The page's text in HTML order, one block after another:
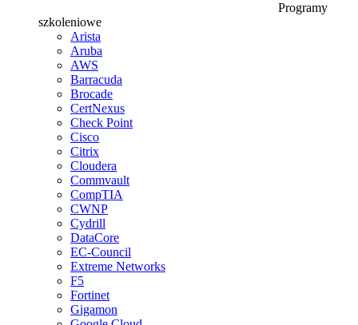
Programy
szkoleniowe
Arista
Aruba
AWS
Barracuda
Brocade
CertNexus
Check Point
Cisco
Citrix
Cloudera
Commvault
CompTIA
CWNP
Cydrill
DataCore
EC-Council
Extreme Networks
F5
Fortinet
Gigamon